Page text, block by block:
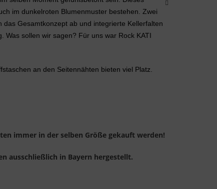
im dunkelroten Blumenmuster bestehen. Zwei
das Gesamtkonzept ab und integrierte Kellerfalten
Was sollen wir sagen? Für uns war Rock KATI
an den Seitennähten bieten viel Platz.
immer in der selben Größe gekauft werden!
ausschließlich in Bayern hergestellt.